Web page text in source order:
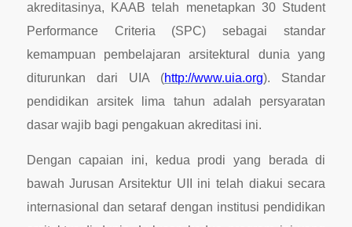
akreditasinya, KAAB telah menetapkan 30 Student
Performance Criteria (SPC) sebagai standar
kemampuan pembelajaran arsitektural dunia yang
diturunkan dari UIA (http://www.uia.org). Standar
pendidikan arsitek lima tahun adalah persyaratan
dasar wajib bagi pengakuan akreditasi ini.
Dengan capaian ini, kedua prodi yang berada di
bawah Jurusan Arsitektur UII ini telah diakui secara
internasional dan setaraf dengan institusi pendidikan